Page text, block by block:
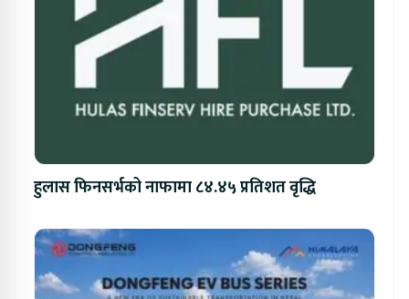
हुलास फिनसर्भको नाफामा ८४.४५ प्रतिशत वृद्धि